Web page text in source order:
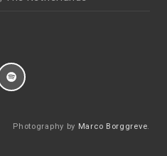
Spotify
Photography by Marco Borggreve